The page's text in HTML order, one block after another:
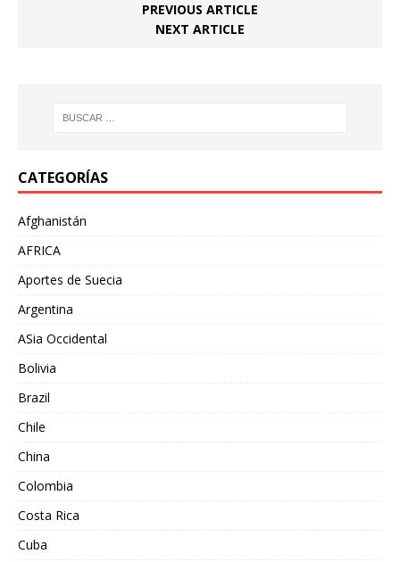
PREVIOUS ARTICLE
NEXT ARTICLE
CATEGORÍAS
Afghanistán
AFRICA
Aportes de Suecia
Argentina
ASia Occidental
Bolivia
Brazil
Chile
China
Colombia
Costa Rica
Cuba